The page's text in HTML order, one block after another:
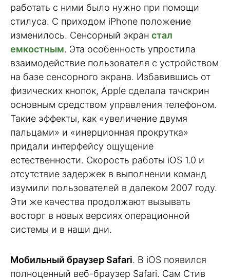
работать с ними было нужно при помощи
стилуса. С приходом iPhone положение
изменилось. Сенсорный экран стал
емкостным. Эта особенность упростила
взаимодействие пользователя с устройством
на базе сенсорного экрана. Избавившись от
физических кнопок, Apple сделала тачскрин
основным средством управления телефоном.
Такие эффекты, как «увеличение двумя
пальцами» и «инерционная прокрутка»
придали интерфейсу ощущение
естественности. Скорость работы iOS 1.0 и
отсутствие задержек в выполнении команд
изумили пользователей в далеком 2007 году.
Эти же качества продолжают вызывать
восторг в новых версиях операционной
системы и в наши дни.
Мобильный браузер Safari. В iOS появился
полноценный веб-браузер Safari. Сам Стив